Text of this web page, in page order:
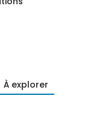
À explorer